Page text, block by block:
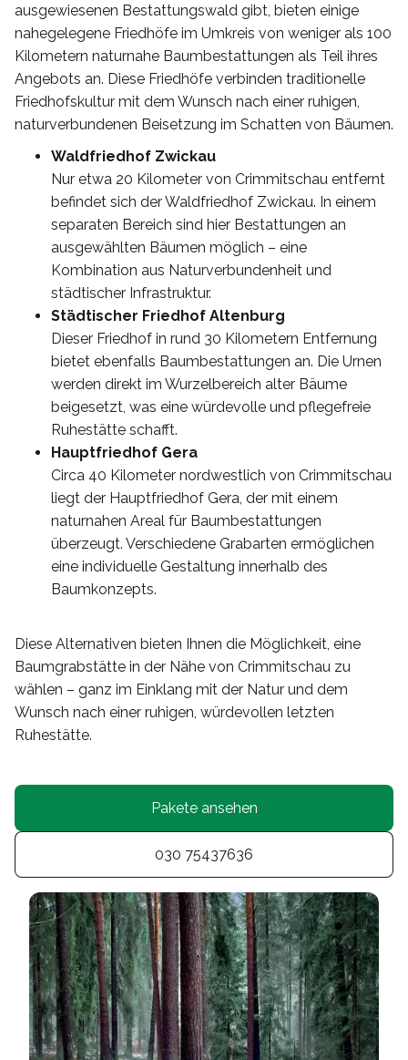
ausgewiesenen Bestattungswald gibt, bieten einige
nahegelegene Friedhöfe im Umkreis von weniger als 100
Kilometern naturnahe Baumbestattungen als Teil ihres
Angebots an. Diese Friedhöfe verbinden traditionelle
Friedhofskultur mit dem Wunsch nach einer ruhigen,
naturverbundenen Beisetzung im Schatten von Bäumen.
Waldfriedhof Zwickau
Nur etwa 20 Kilometer von Crimmitschau entfernt
befindet sich der Waldfriedhof Zwickau. In einem
separaten Bereich sind hier Bestattungen an
ausgewählten Bäumen möglich – eine
Kombination aus Naturverbundenheit und
städtischer Infrastruktur.
Städtischer Friedhof Altenburg
Dieser Friedhof in rund 30 Kilometern Entfernung
bietet ebenfalls Baumbestattungen an. Die Urnen
werden direkt im Wurzelbereich alter Bäume
beigesetzt, was eine würdevolle und pflegefreie
Ruhestätte schafft.
Hauptfriedhof Gera
Circa 40 Kilometer nordwestlich von Crimmitschau
liegt der Hauptfriedhof Gera, der mit einem
naturnahen Areal für Baumbestattungen
überzeugt. Verschiedene Grabarten ermöglichen
eine individuelle Gestaltung innerhalb des
Baumkonzepts.
Diese Alternativen bieten Ihnen die Möglichkeit, eine
Baumgrabstätte in der Nähe von Crimmitschau zu
wählen – ganz im Einklang mit der Natur und dem
Wunsch nach einer ruhigen, würdevollen letzten
Ruhestätte.
Pakete ansehen
030 75437636